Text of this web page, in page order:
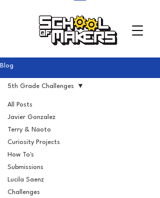
Blog
All Posts
Javier Gonzalez
Terry & Naoto
Curiosity Projects
How To's
Submissions
Lucila Saenz
Challenges
5th Grade Challenges
5th Grade
Challenges